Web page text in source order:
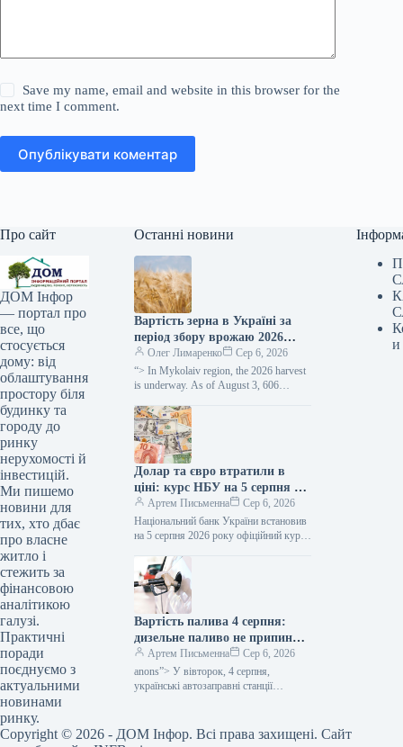
Save my name, email and website in this browser for the
next time I comment.
Опублікувати коментар
Про сайт
ДОМ Інфор
— портал про
все, що
стосується
дому: від
облаштування
простору біля
будинку та
городу до
ринку
нерухомості й
інвестицій.
Ми пишемо
новини для
тих, хто дбає
про власне
житло і
стежить за
фінансовою
аналітикою
галузі.
Практичні
поради
поєднуємо з
актуальними
новинами
ринку.
Останні новини
Вартість зерна в Україні за
період збору врожаю 2026
року зменшилася приблизно
наполовину —
SuperAgronom.com
Олег Лимаренко
Сер 6, 2026
“> In Mykolaiv region, the 2026 harvest
is underway. As of August 3, 606
leguminous…
Долар та євро втратили в
ціні: курс НБУ на 5 серпня —
Мінфін
Артем Письменна
Сер 6, 2026
Національний банк України встановив
на 5 серпня 2026 року офіційний курс
чином, порівняно з…
Вартість палива 4 серпня:
дизельне паливо не припиняє
зростати в ціні — Мінфін
Артем Письменна
Сер 6, 2026
anons”> У вівторок, 4 серпня,
українські автозаправні станції
марки А-92.…
и
Copyright © 2026 - ДОМ Інфор. Всі права захищені. Сайт